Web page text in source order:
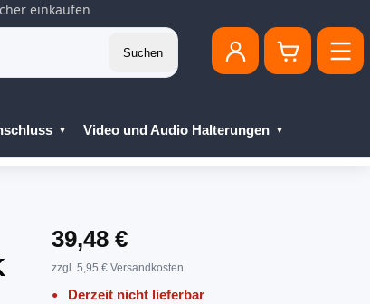
einkaufen
Suchen
Video und Audio Halterungen
39,48 €
zzgl. 5,95 € Versandkosten
Derzeit nicht lieferbar